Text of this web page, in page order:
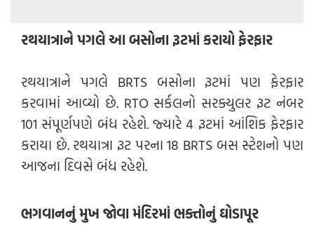
રથયાત્રાને પગલે આ બસોના રૂટમાં કરાયો ફેરફાર
રથયાત્રાને પગલે BRTS બસોના રૂટમાં પણ ફેરફાર
કરવામાં આવ્યો છે. RTO સર્કલનો સરક્યુલર રૂટ નંબર
101 સંપૂર્ણપણે બંધ રહેશે. જ્યારે 4 રૂટમાં આંશિક ફેરફાર
કરાયા છે. રથયાત્રા રૂટ પરના 18 BRTS બસ સ્ટેશનો પણ
આજના દિવસે બંધ રહેશે.
ભગવાનનું મુખ જોવા મંદિરમાં ભક્તોનું ઘોડાપૂર